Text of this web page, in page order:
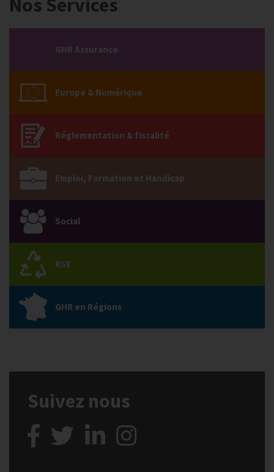
Nos Services
GHR Assurance
Europe & Numérique
Réglementation & fiscalité
Emploi, Formation et Handicap
Social
RSE
GHR en Régions
Suivez nous